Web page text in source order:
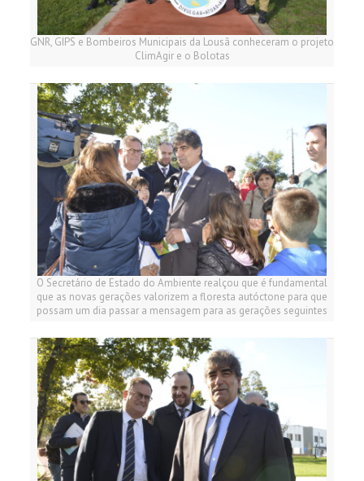
GNR, GIPS e Bombeiros Municipais da Lousã conheceram o projeto
ClimAgir e o Bolotas
O Secretário de Estado do Ambiente realçou que é fundamental
que as novas gerações valorizem a floresta autóctone para que
possam um dia passar a mensagem para as gerações seguintes